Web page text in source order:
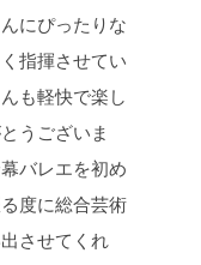
にぴったりな
指揮させてい
も軽快で楽し
うございま
バレエを初め
度に総合芸術
させてくれ